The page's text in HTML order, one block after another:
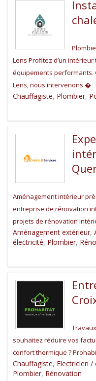
Lens Profitez d’un
équipements performants.
Lens, nous intervenons �
Chauffagiste, Plombier,
Aménagement intérieur
entreprise de rénovation
projets de rénovation
Aménagement extérieur,
électricité, Plombier,
souhaitez réduire vos
confort thermique ?
Chauffagiste, Electricien /
Plombier, Rénovation